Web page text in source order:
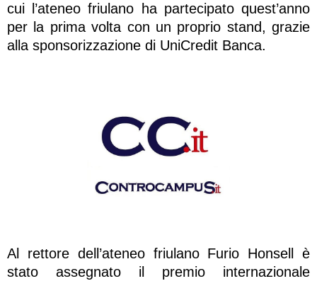
cui l’ateneo friulano ha partecipato quest’anno
per la prima volta con un proprio stand, grazie
alla sponsorizzazione di UniCredit Banca.
Al rettore dell’ateneo friulano Furio Honsell è
stato assegnato il premio internazionale